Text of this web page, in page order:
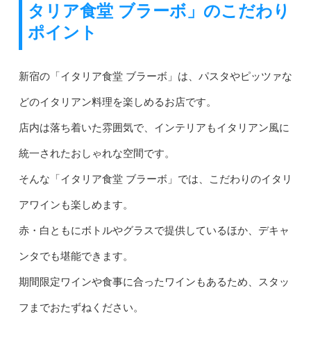
タリア食堂 ブラーボ」のこだわり
ポイント
新宿の「イタリア食堂 ブラーボ」は、パスタやピッツァな
どのイタリアン料理を楽しめるお店です。
店内は落ち着いた雰囲気で、インテリアもイタリアン風に
統一されたおしゃれな空間です。
そんな「イタリア食堂 ブラーボ」では、こだわりのイタリ
アワインも楽しめます。
赤・白ともにボトルやグラスで提供しているほか、デキャ
ンタでも堪能できます。
期間限定ワインや食事に合ったワインもあるため、スタッ
フまでおたずねください。